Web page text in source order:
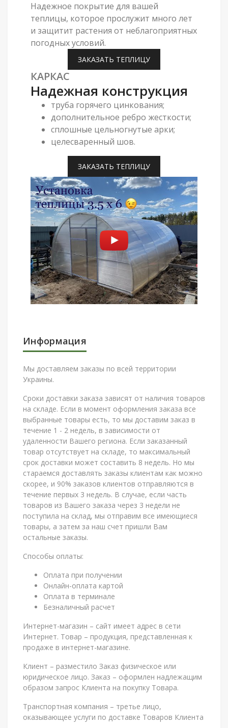
Надежное покрытие для вашей
теплицы, которое прослужит много лет
и защитит растения от неблагоприятных
погодных условий.
ЗАКАЗАТЬ ТЕПЛИЦУ
КАРКАС
Надежная конструкция
труба горячего цинкования;
дополнительное ребро жесткости;
сплошные цельногнутые арки;
целесваренный шов.
ЗАКАЗАТЬ ТЕПЛИЦУ
Информация
Мы доставляем заказы по всей территории
Украины.
Сроки доставки заказа зависят от наличия товаров
на складе. Если в момент оформления заказа все
выбранные товары есть, то мы доставим заказ в
течение 1 - 2 недель, в зависимости от
удаленности Вашего региона. Если заказанный
товар отсутствует на складе, то максимальный
срок доставки может составить 8 недель. Но мы
стараемся доставлять заказы клиентам как можно
скорее, и 90% заказов клиентов отправляются в
течение первых 3 недель. В случае, если часть
товаров из Вашего заказа через 3 недели не
поступила на склад, мы отправим все имеющиеся
товары, а затем за наш счет пришли Вам
остальные заказы.
Способы оплаты:
Оплата при получении
Онлайн-оплата картой
Оплата в терминале
Безналичный расчет
Интернет-магазин – сайт имеет адрес в сети
Интернет. Товар – продукция, представленная к
продаже в интернет-магазине.
Клиент – разместило Заказ физическое или
юридическое лицо. Заказ – оформлен надлежащим
образом запрос Клиента на покупку Товара.
Транспортная компания – третье лицо,
оказывающее услуги по доставке Товаров Клиента